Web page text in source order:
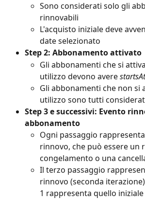
Sono considerati solo gli
rinnovabili
L'acquisto iniziale deve
date selezionato
Step 2: Abbonamento attivato
Gli abbonamenti che si
utilizzo devono avere startsAt
Gli abbonamenti che non si
utilizzo sono tutti
Step 3 e successivi: Evento
abbonamento
Ogni passaggio
rinnovo, che può essere un
congelamento o una
Il terzo passaggio
rinnovo (seconda
1 rappresenta quello iniziale